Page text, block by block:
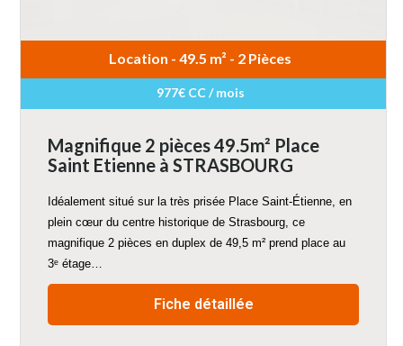
Location - 49.5 m² - 2 Pièces
977€ CC / mois
Magnifique 2 pièces 49.5m² Place
Saint Etienne à STRASBOURG
Idéalement situé sur la très prisée Place Saint-Étienne, en
plein cœur du centre historique de Strasbourg, ce
magnifique 2 pièces en duplex de 49,5 m² prend place au
3ᵉ étage…
Fiche détaillée